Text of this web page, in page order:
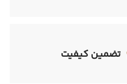
تضمین کیفیت